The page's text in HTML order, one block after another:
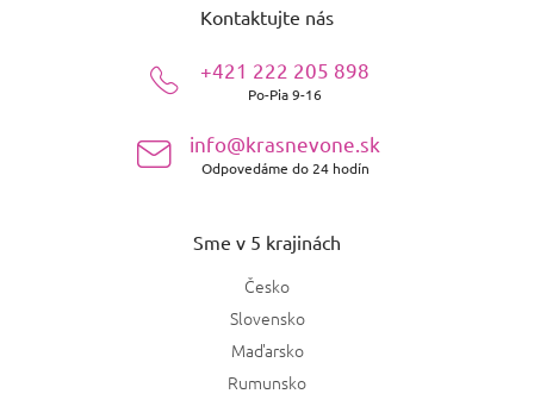
Kontaktujte nás
+421 222 205 898
Po-Pia 9-16
info@krasnevone.sk
Odpovedáme do 24 hodín
Sme v 5 krajinách
Česko
Slovensko
Maďarsko
Rumunsko